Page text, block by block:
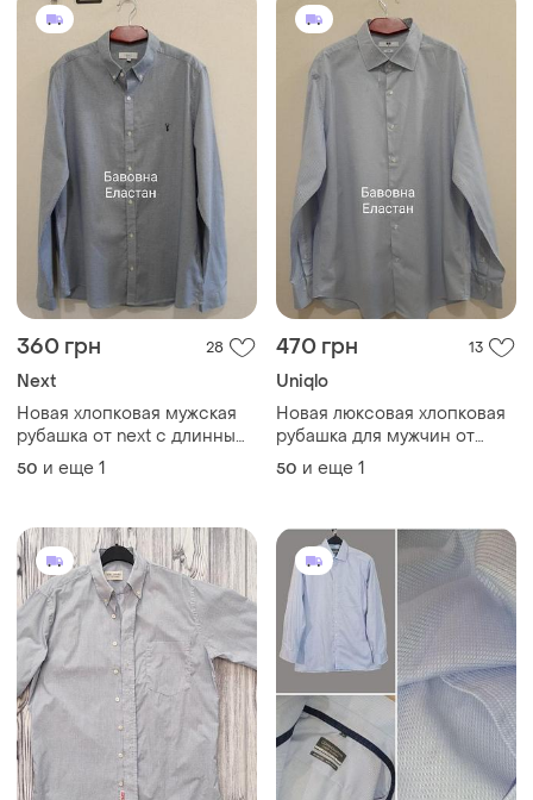
360 грн
Next
Новая хлопковая мужская
рубашка от next с длинным
рукавом, р. 50-52
50 и еще 1
470 грн 13
Uniqlo
Новая люксовая хлопковая
рубашка для мужчин от
uniqlo с эластаном, р. 50-52
50 и еще 1
250 грн 0
K-Swiss
350 грн
Commander